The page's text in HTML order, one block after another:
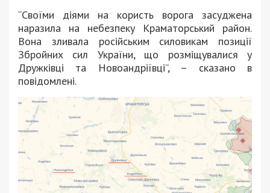
“Своїми діями на користь ворога засуджена
наразила на небезпеку Краматорський район.
Вона зливала російським силовикам позиції
Збройних сил України, що розміщувалися у
Дружківці та Новоандріївці”, – сказано в
повідомлені.